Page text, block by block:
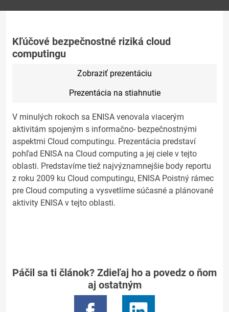
Kľúčové bezpečnostné riziká cloud
computingu
Zobraziť prezentáciu
Prezentácia na stiahnutie
V minulých rokoch sa ENISA venovala viacerým
aktivitám spojeným s informačno- bezpečnostnými
aspektmi Cloud computingu. Prezentácia predstaví
pohľad ENISA na Cloud computing a jej ciele v tejto
oblasti. Predstavíme tiež najvýznamnejšie body reportu
z roku 2009 ku Cloud computingu, ENISA Poistný rámec
pre Cloud computing a vysvetlíme súčasné a plánované
aktivity ENISA v tejto oblasti.
Páčil sa ti článok? Zdieľaj ho a povedz o ňom
aj ostatným